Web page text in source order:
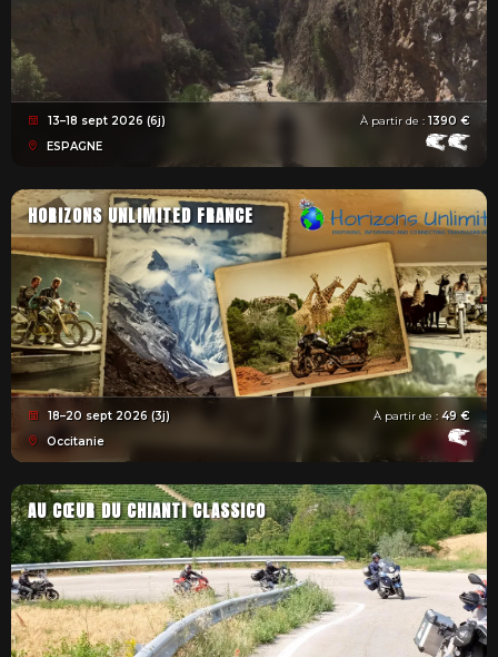
13–18 sept 2026 (6j)
ESPAGNE
À partir de : 1390 €
HORIZONS UNLIMITED FRANCE
18–20 sept 2026 (3j)
Occitanie
À partir de : 49 €
AU CŒUR DU CHIANTI CLASSICO